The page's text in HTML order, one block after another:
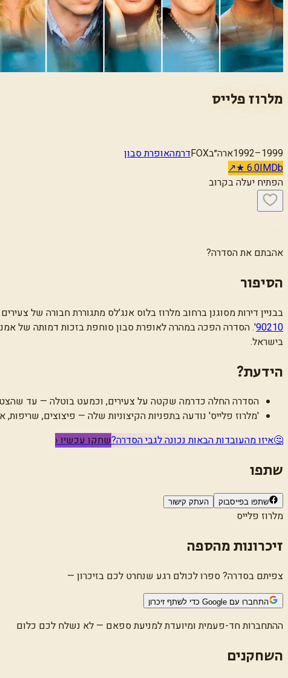
מלרוז פלייס
1992–1999ארה״בFOXדרמהאופרת סבון
IMDb
★6.0
↗
הפתיח יעלה בקרוב
אהבתם את הסדרה?
הסיפור
בבניין דירות מסוגנן ברחוב מלרוז בלוס אנג'לס מתגוררת חבורה של
90210
'. הסדרה הפכה במהרה לאופרת סבון סוחפת בזכות דמותה של
בישראל.
הידעת?
הסדרה החלה כדרמה שקטה על צעירים, וכמעט בוטלה — עד
'מלרוז פלייס' נודעה בתפניות הקיצוניות שלה — פיצוצים,
🤔איזו מהעובדות הבאות נכונה לגבי הסדרה?שחקו עכשיו ‹
שתפו
שתפו בפייסבוק העתק קישור
מלרוז פלייס
זיכרונות מהספה
צפיתם בסדרה? ספרו לכולם רגע שנחרט לכם בזיכרון —
התחברו עם Google כדי לשתף זיכרון
ההתחברות חד-פעמית ומיועדת למניעת ספאם — לא נשלח לכם כלום
השחקנים